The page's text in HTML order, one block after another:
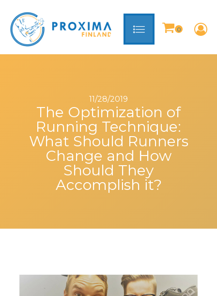
11/28/2019
The Optimization of
Running Technique:
What Should Runners
Change and How
Should They
Accomplish it?